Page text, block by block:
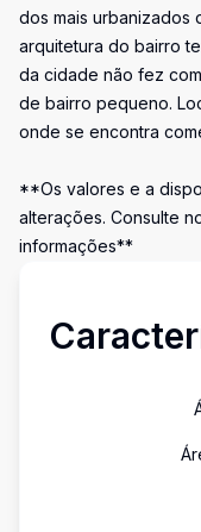
dos mais urbanizados
arquitetura do bairro
da cidade não fez
de bairro pequeno.
onde se encontra
**Os valores e a
alterações. Consulte
informações**